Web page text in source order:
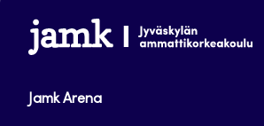
www.jamk.fi
Jamk Arena